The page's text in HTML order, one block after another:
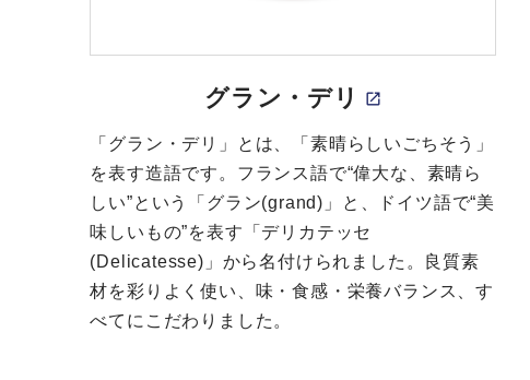
グラン・デリ
「グラン・デリ」とは、「素晴らしいごちそう」
を表す造語です。フランス語で“偉大な、素晴ら
しい”という「グラン(grand)」と、ドイツ語で“美
味しいもの”を表す「デリカテッセ
(Delicatesse)」から名付けられました。良質素
材を彩りよく使い、味・食感・栄養バランス、す
べてにこだわりました。